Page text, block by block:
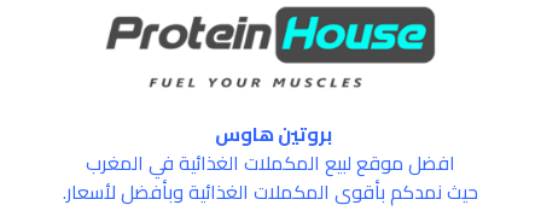
بروتين هاوس
افضل موقع لبيع المكملات الغذائية في المغرب
حيث نمدكم بأقوى المكملات الغذائية وبأفضل لأسعار.